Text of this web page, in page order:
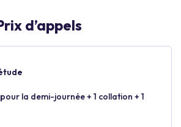
d’appels
la demi-journée + 1 collation + 1